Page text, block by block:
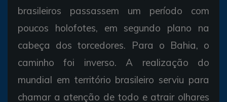
brasileiros passassem um período com
poucos holofotes, em segundo plano na
cabeça dos torcedores. Para o Bahia, o
caminho foi inverso. A realização do
mundial em território brasileiro serviu para
chamar a atenção de todo e atrair olhares